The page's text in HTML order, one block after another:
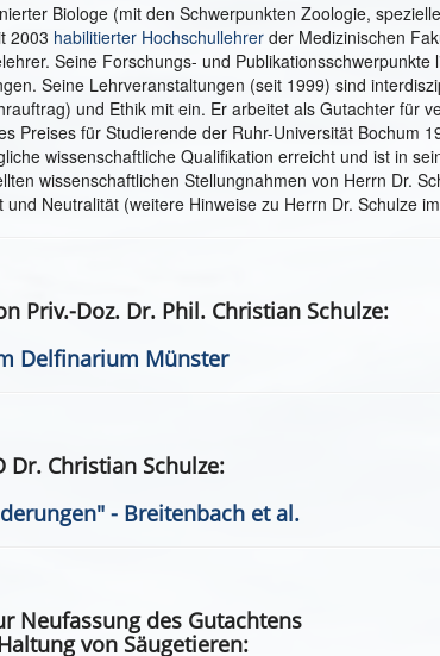
Biologe (mit den Schwerpunkten Zoologie,
2003 habilitierter Hochschullehrer der Medizinischen
Seine Forschungs- und Publikationsschwerpunkte
Seine Lehrveranstaltungen (seit 1999) sind
und Ethik mit ein. Er arbeitet als Gutachter für
Preises für Studierende der Ruhr-Universität Bochum
wissenschaftliche Qualifikation erreicht und ist in
wissenschaftlichen Stellungnahmen von Herrn Dr.
Neutralität (weitere Hinweise zu Herrn Dr. Schulze im
Priv.-Doz. Dr. Phil. Christian Schulze:
Delfinarium Münster
Dr. Christian Schulze:
- Breitenbach et al.
Neufassung des Gutachtens
von Säugetieren: